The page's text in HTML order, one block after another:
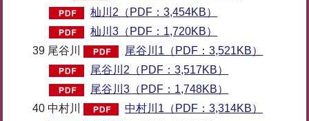
杣川2（PDF：3,454KB）
杣川3（PDF：1,720KB）
39 尾谷川
尾谷川1（PDF：3,521KB）
尾谷川2（PDF：3,517KB）
尾谷川3（PDF：1,748KB）
40 中村川
中村川1（PDF：3,314KB）